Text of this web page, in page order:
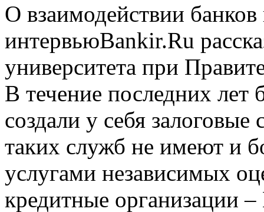
О взаимодействии
интервьюBankir.Ru
университета при
В течение последних
создали у себя
таких служб не имеют и
услугами независимых
кредитные организации